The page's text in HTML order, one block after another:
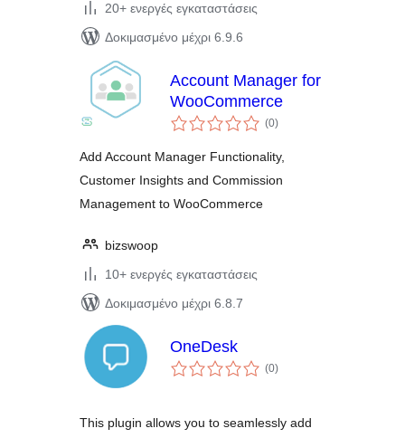
20+ ενεργές εγκαταστάσεις
Δοκιμασμένο μέχρι 6.9.6
Account Manager for
WooCommerce
(0αξιολογήσεις
σύνολο
)
Add Account Manager Functionality,
Customer Insights and Commission
Management to WooCommerce
bizswoop
10+ ενεργές εγκαταστάσεις
Δοκιμασμένο μέχρι 6.8.7
OneDesk
(0αξιολογήσεις
σύνολο
)
This plugin allows you to seamlessly add